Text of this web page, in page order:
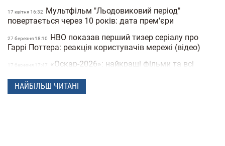
17 квiтня 16:32
Мультфільм "Льодовиковий період"
повертається через 10 років: дата прем'єри
27 березня 18:10
HBO показав перший тизер серіалу про
Гаррі Поттера: реакція користувачів мережі (відео)
17 березня 17:47
«Оскар-2026»: найкращі фільми та всі
В Україні екранізують культову книгу
НАЙБІЛЬШ ЧИТАНІ